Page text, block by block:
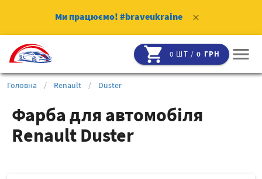
Ми працюємо! #braveukraine clear
shopping_cart 0 ШТ /0 ГРН menu
Головна / Renault / Duster
Фарба для автомобіля
Renault Duster